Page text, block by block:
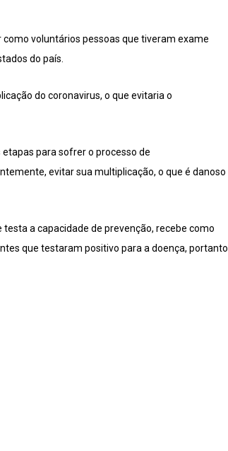
voluntários pessoas que tiveram exame
do país.
do coronavirus, o que evitaria o
para sofrer o processo de
evitar sua multiplicação, o que é danoso
a capacidade de prevenção, recebe como
que testaram positivo para a doença, portanto